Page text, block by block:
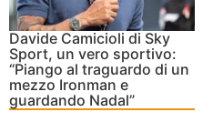
Davide Camicioli di Sky
Sport, un vero sportivo:
“Piango al traguardo di un
mezzo Ironman e
guardando Nadal”